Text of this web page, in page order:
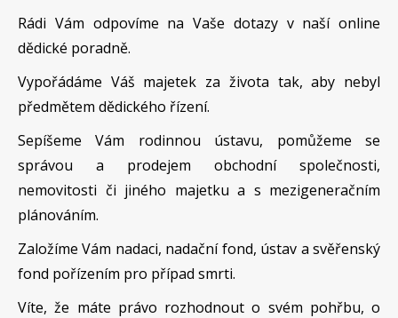
Rádi Vám odpovíme na Vaše dotazy v naší online
dědické poradně.
Vypořádáme Váš majetek za života tak, aby nebyl
předmětem dědického řízení.
Sepíšeme Vám rodinnou ústavu, pomůžeme se
správou a prodejem obchodní společnosti,
nemovitosti či jiného majetku a s mezigeneračním
plánováním.
Založíme Vám nadaci, nadační fond, ústav a svěřenský
fond pořízením pro případ smrti.
Víte, že máte právo rozhodnout o svém pohřbu, o